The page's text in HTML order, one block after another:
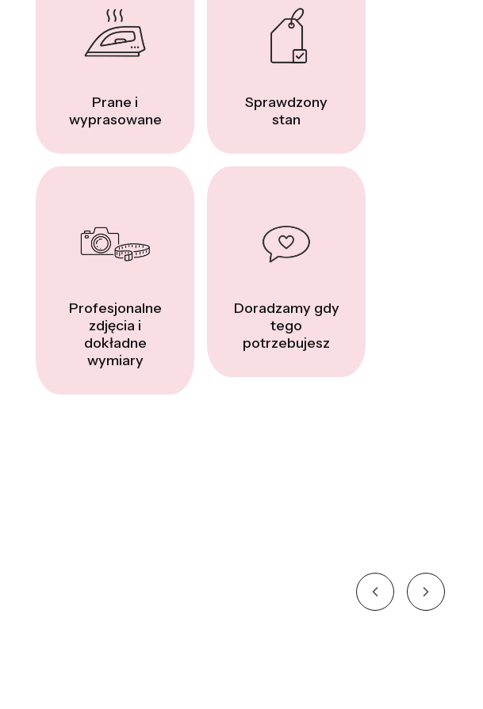
Prane i
wyprasowane
Sprawdzony
stan
Profesjonalne
zdjęcia i
dokładne
wymiary
Doradzamy gdy
tego
potrzebujesz